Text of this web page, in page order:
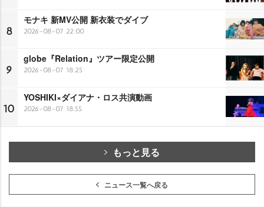
8
モナキ 新MV公開 新衣装でダイブ
2026-08-07 22:00
9
globe『Relation』ツアー限定公開
2026-08-07 18:25
10
YOSHIKI×ダイアナ・ロス共演動画
2026-08-07 18:55
もっと見る
ニュース一覧へ戻る